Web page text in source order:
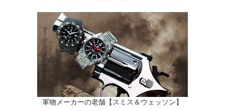
軍物メーカーの老舗【スミス＆ウェッソン】